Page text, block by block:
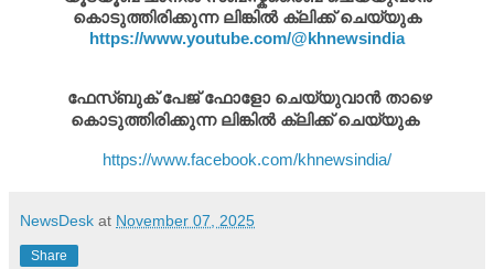
കൊടുത്തിരിക്കുന്ന ലിങ്കിൽ ക്ലിക്ക് ചെയ്യുക
https://www.youtube.com/@khnewsindia
ഫേസ്ബുക് പേജ് ഫോളോ ചെയ്യുവാൻ താഴെ
കൊടുത്തിരിക്കുന്ന ലിങ്കിൽ ക്ലിക്ക് ചെയ്യുക
https://www.facebook.com/khnewsindia/
NewsDesk at November 07, 2025
Share